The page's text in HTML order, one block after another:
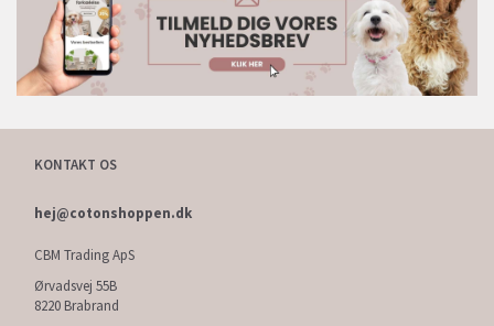
KONTAKT OS
hej@cotonshoppen.dk
CBM Trading ApS
Ørvadsvej 55B
8220 Brabrand